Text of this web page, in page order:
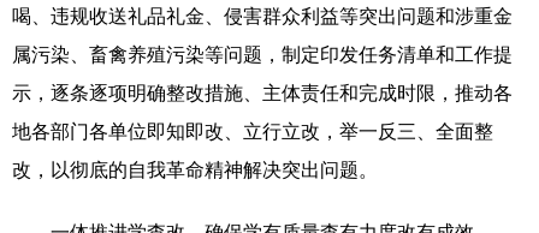
喝、违规收送礼品礼金、侵害群众利益等突出问题和涉重金
属污染、畜禽养殖污染等问题，制定印发任务清单和工作提
示，逐条逐项明确整改措施、主体责任和完成时限，推动各
地各部门各单位即知即改、立行立改，举一反三、全面整
改，以彻底的自我革命精神解决突出问题。